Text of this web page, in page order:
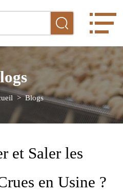
>Blogs
et Saler les
en Usine ?